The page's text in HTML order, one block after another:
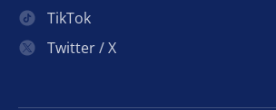
TikTok
Twitter / X